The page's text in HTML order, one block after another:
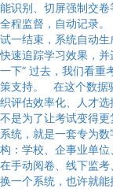
能识别、切屏强制交
全程监督，自动记录
试一结束，系统自动
快速追踪学习效果，
一下” 过去，我们看重
策支持。 在这个数据
织评估效率化、人才
不是为了让考试变得
系统，就是一套专为
构：学校、企事业单
在手动阅卷、线下监
换一个系统，也许就